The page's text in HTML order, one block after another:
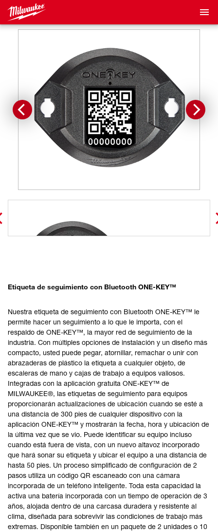
Etiqueta de seguimiento con Bluetooth ONE-KEY™
Nuestra etiqueta de seguimiento con Bluetooth ONE-KEY™ le
permite hacer un seguimiento a lo que le importa, con el
respaldo de ONE-KEY™, la mayor red de seguimiento de la
industria. Con múltiples opciones de instalación y un diseño más
compacto, usted puede pegar, atornillar, remachar o unir con
abrazaderas de plástico la etiqueta a cualquier objeto, de
escaleras de mano y cajas de trabajo a equipos valiosos.
Integradas con la aplicación gratuita ONE-KEY™ de
MILWAUKEE®, las etiquetas de seguimiento para equipos
proporcionarán actualizaciones de ubicación cuando se esté a
una distancia de 300 pies de cualquier dispositivo con la
aplicación ONE-KEY™ y mostrarán la fecha, hora y ubicación de
la última vez que se vio. Puede identificar su equipo incluso
cuando está fuera de vista, con un nuevo altavoz incorporado
que hará sonar su etiqueta y ubicar el equipo a una distancia de
hasta 50 pies. Un proceso simplificado de configuración de 2
pasos utiliza un código QR escaneado con una cámara
incorporada de un teléfono inteligente. Toda esta capacidad la
activa una batería incorporada con un tiempo de operación de 3
años, alojada dentro de una carcasa duradera y resistente al
clima, diseñada para sobrevivir las condiciones de trabajo más
extremas. Disponible también en un paquete de 2 unidades o 10